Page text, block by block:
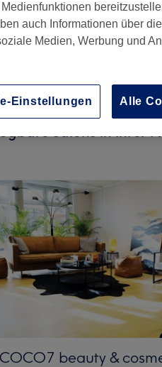
derzeit keine
COCO7 beauty &
auch Informationen über
Medien, Werbung und
Einstellungen Alle